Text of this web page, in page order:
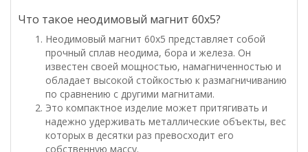
Что такое неодимовый магнит 60х5?
Неодимовый магнит 60х5 представляет собой
прочный сплав неодима, бора и железа. Он
известен своей мощностью, намагниченностью и
обладает высокой стойкостью к размагничиванию
по сравнению с другими магнитами.
Это компактное изделие может притягивать и
надежно удерживать металлические объекты, вес
которых в десятки раз превосходит его
собственную массу.